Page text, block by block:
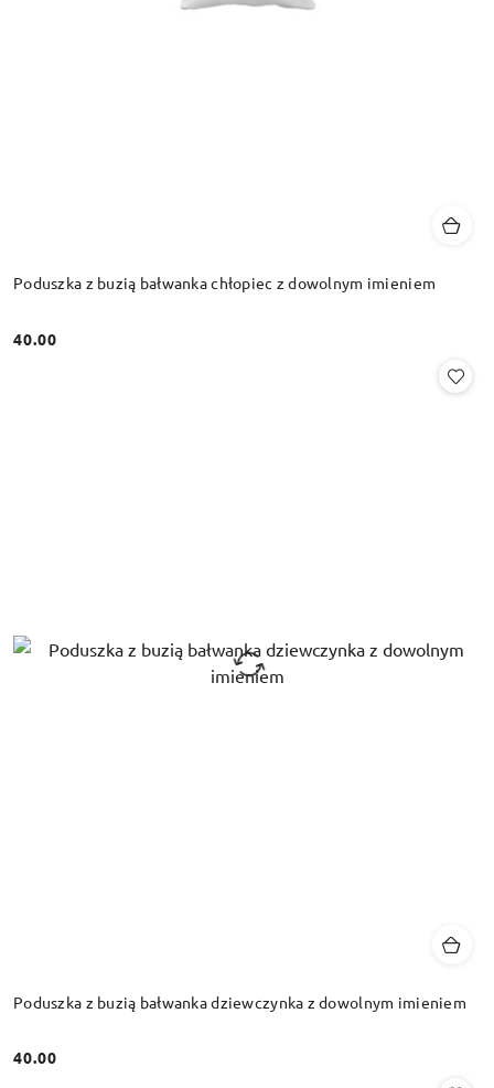
Poduszka z buzią bałwanka chłopiec z dowolnym imieniem
Cena:
40.00
Poduszka z buzią bałwanka dziewczynka z dowolnym imieniem
Cena:
40.00